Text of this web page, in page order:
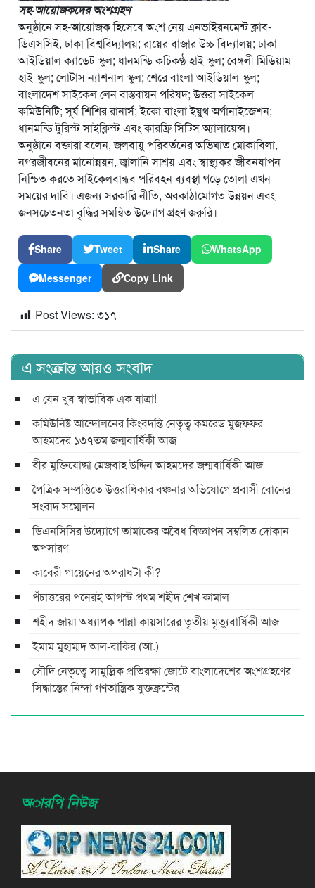
সহ-আয়োজকদের অংশগ্রহণ
অনুষ্ঠানে সহ-আয়োজক হিসেবে অংশ নেয় এনভাইরনমেন্ট ক্লাব-
ডিএসসিই, ঢাকা বিশ্ববিদ্যালয়; রায়ের বাজার উচ্চ বিদ্যালয়; ঢাকা
আইডিয়াল ক্যাডেট স্কুল; ধানমন্ডি কচিকণ্ঠ হাই স্কুল; বেঙ্গলী মিডিয়াম
হাই স্কুল; লোটাস ন্যাশনাল স্কুল; শেরে বাংলা আইডিয়াল স্কুল;
বাংলাদেশ সাইকেল লেন বাস্তবায়ন পরিষদ; উত্তরা সাইকেল
কমিউনিটি; সূর্য শিশির রানার্স; ইকো বাংলা ইয়ুথ অর্গানাইজেশন;
ধানমন্ডি টুরিস্ট সাইক্লিস্ট এবং কারফ্রি সিটিস অ্যালায়েন্স।
অনুষ্ঠানে বক্তারা বলেন, জলবায়ু পরিবর্তনের অভিঘাত মোকাবিলা,
নগরজীবনের মানোন্নয়ন, জ্বালানি সাশ্রয় এবং স্বাস্থ্যকর জীবনযাপন
নিশ্চিত করতে সাইকেলবান্ধব পরিবহন ব্যবস্থা গড়ে তোলা এখন
সময়ের দাবি। এজন্য সরকারি নীতি, অবকাঠামোগত উন্নয়ন এবং
জনসচেতনতা বৃদ্ধির সমন্বিত উদ্যোগ গ্রহণ জরুরি।
Share Tweet Share WhatsApp
Messenger Copy Link
Post Views: ৩১৭
এ সংক্রান্ত আরও সংবাদ
এ যেন খুব স্বাভাবিক এক যাত্রা!
কমিউনিষ্ট আন্দোলনের কিংবদন্তি নেতৃত্ব কমরেড মুজফ্ফর
আহমদের ১৩৭তম জন্মবার্ষিকী আজ
বীর মুক্তিযোদ্ধা মেজবাহ উদ্দিন আহমদের জন্মবার্ষিকী আজ
পৈত্রিক সম্পত্তিতে উত্তরাধিকার বঞ্চনার অভিযোগে প্রবাসী বোনের
সংবাদ সম্মেলন
ডিএনসিসির উদ্যোগে তামাকের অবৈধ বিজ্ঞাপন সম্বলিত দোকান
অপসারণ
কাবেরী গায়েনের অপরাধটা কী?
পঁচাত্তরের পনেরই আগস্ট প্রথম শহীদ শেখ কামাল
শহীদ জায়া অধ্যাপক পান্না কায়সারের তৃতীয় মৃত্যুবার্ষিকী আজ
ইমাম মুহাম্মদ আল-বাকির (আ.)
সৌদি নেতৃত্বে সামুদ্রিক প্রতিরক্ষা জোটে বাংলাদেশের অংশগ্রহণের
সিদ্ধান্তের নিন্দা গণতান্ত্রিক যুক্তফ্রন্টের
অারপি নিউজ